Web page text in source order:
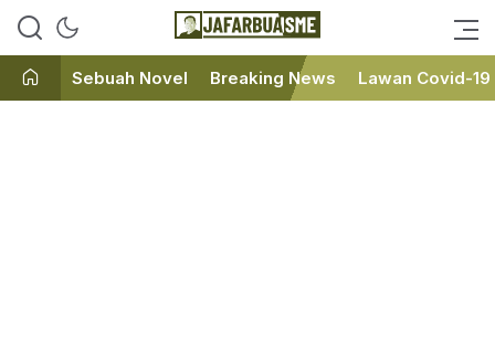
JafarBua
Ini bukan Media Online, Ini
Sebuah Novel Breaking News Lawan Covid-19